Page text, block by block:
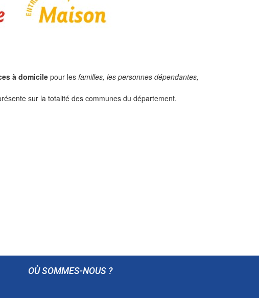
à domicilepour les familles, les personnes dépendantes,
sur la totalité des communes du département.
OÙ SOMMES-NOUS ?